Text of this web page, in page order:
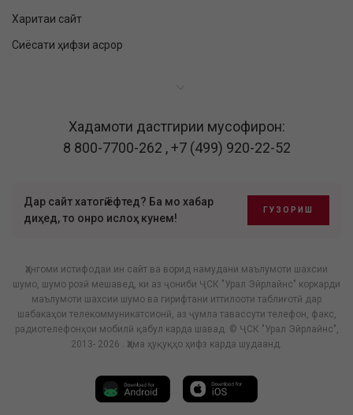
Харитаи сайт
Сиёсати ҳифзи асрор
Хадамоти дастгирии мусофирон:
8 800-7700-262 ,+7 (499) 920-22-52
Дар сайт хатогӣ ёфтед? Ба мо хабар
диҳед, то онро ислоҳ кунем!
ГУЗОРИШ
Ҳангоми истифодаи ин сайт ва ворид намудани маълумоти шахсии
шумо, шумо розӣ мешавед, ки аз ҷониби ҶСК "Урал Эйрлайнс" коркарди
маълумоти шахсии шумо ва гирифтани иттилооти таблиғотӣ дар
шабакаҳои телекоммуникатсионӣ, аз ҷумла тавассути телефон, факс,
радиотелефонҳои мобилӣ қабул карда шавад. © ҶСК "Урал Эйрлайнс",
2013- 2026 . Ҳама ҳуқуқҳо ҳифз карда шудаанд.